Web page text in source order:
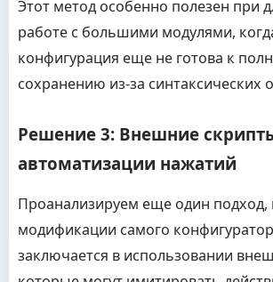
Этот метод особенно полезен при
работе с большими модулями,
конфигурация еще не готова к
сохранению из-за синтаксических
Решение 3: Внешние
автоматизации нажатий
Проанализируем еще один
модификации самого
заключается в использовании